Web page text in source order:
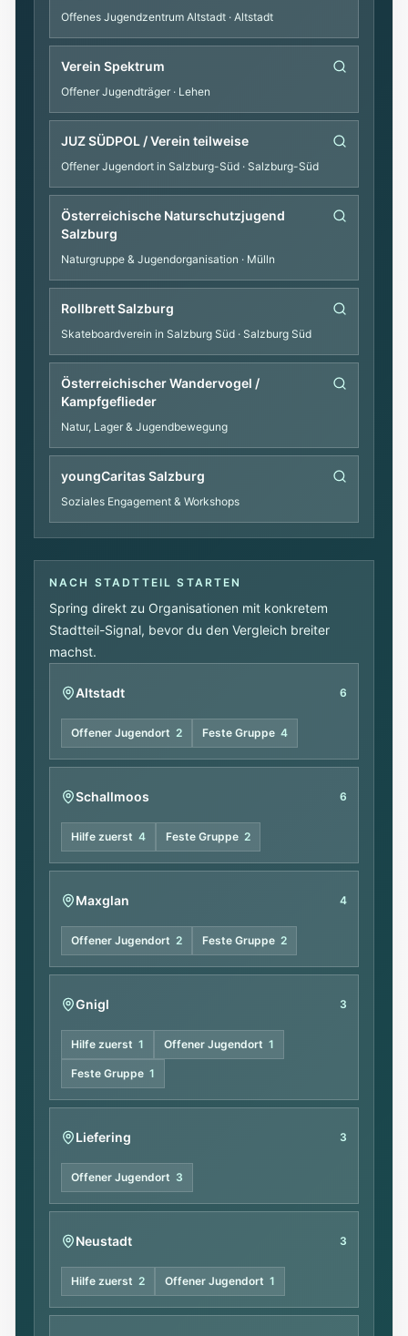
Offenes Jugendzentrum Altstadt · Altstadt
Verein Spektrum
Offener Jugendträger · Lehen
JUZ SÜDPOL / Verein teilweise
Offener Jugendort in Salzburg-Süd · Salzburg-Süd
Österreichische Naturschutzjugend
Salzburg
Naturgruppe & Jugendorganisation · Mülln
Rollbrett Salzburg
Skateboardverein in Salzburg Süd · Salzburg Süd
Österreichischer Wandervogel /
Kampfgeflieder
Natur, Lager & Jugendbewegung
youngCaritas Salzburg
Soziales Engagement & Workshops
NACH STADTTEIL STARTEN
Spring direkt zu Organisationen mit konkretem
Stadtteil-Signal, bevor du den Vergleich breiter
machst.
Altstadt 6
Offener Jugendort 2 Feste Gruppe 4
Schallmoos 6
Hilfe zuerst 4 Feste Gruppe 2
Maxglan 4
Offener Jugendort 2 Feste Gruppe 2
Gnigl 3
Hilfe zuerst 1 Offener Jugendort 1
Feste Gruppe 1
Liefering 3
Offener Jugendort 3
Neustadt 3
Hilfe zuerst 2 Offener Jugendort 1